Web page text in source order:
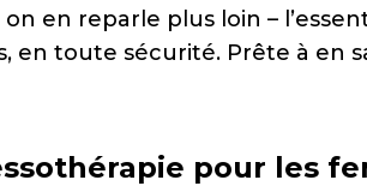
on en reparle plus loin –
en toute sécurité. Prête à en
pour les